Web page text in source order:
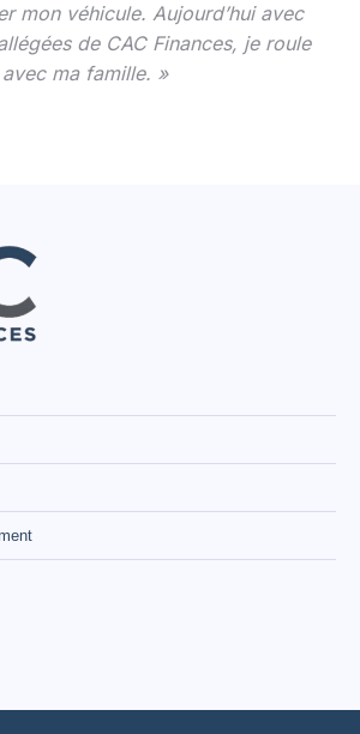
mon véhicule. Aujourd’hui avec
de CAC Finances, je roule
ma famille. »